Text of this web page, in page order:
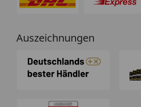
Auszeichnungen